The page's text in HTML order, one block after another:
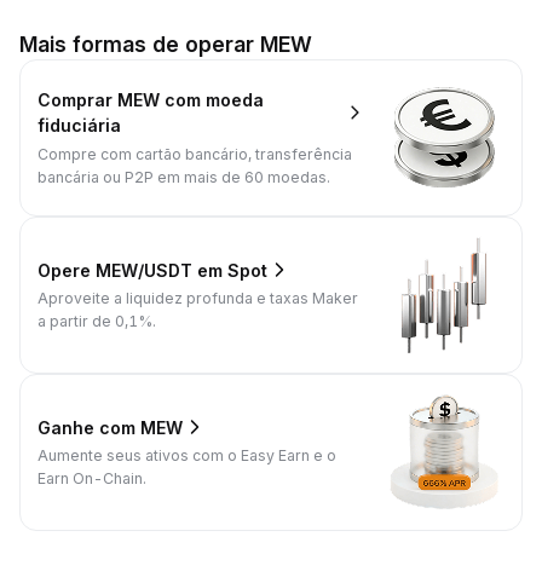
Mais formas de operar MEW
Comprar MEW com moeda
fiduciária
Compre com cartão bancário, transferência
bancária ou P2P em mais de 60 moedas.
Opere MEW/USDT em Spot
Aproveite a liquidez profunda e taxas Maker
a partir de 0,1%.
Ganhe com MEW
Aumente seus ativos com o Easy Earn e o
Earn On-Chain.